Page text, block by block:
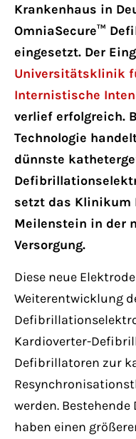
Krankenhaus in
OmniaSecure™
eingesetzt. Der
Universitätsklinik
Internistische
verlief erfolgreich.
Technologie
dünnste
setzt das Klinikum
Meilenstein in der
Versorgung.
Diese neue
Weiterentwicklung
Kardioverter-
Defibrillatoren zur
werden.
haben einen